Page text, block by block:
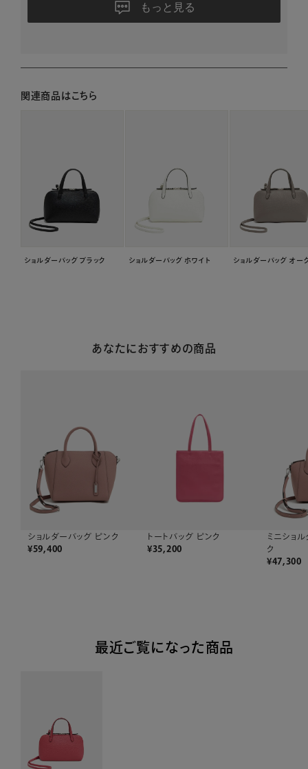
もっと見る
関連商品はこちら
ショルダーバッグ ブラック ショルダーバッグ ホワイト ショルダーバッグ オー
あなたにおすすめの商品
ショルダーバッグ ピンク
¥59,400
トートバッグ ピンク
¥35,200
ミニショ
ク
¥47,300
最近ご覧になった商品